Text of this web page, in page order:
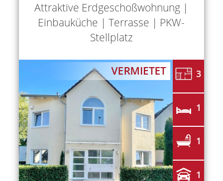
Attraktive Erdgeschoßwohnung |
Einbauküche | Terrasse | PKW-
Stellplatz
3
1
1
1